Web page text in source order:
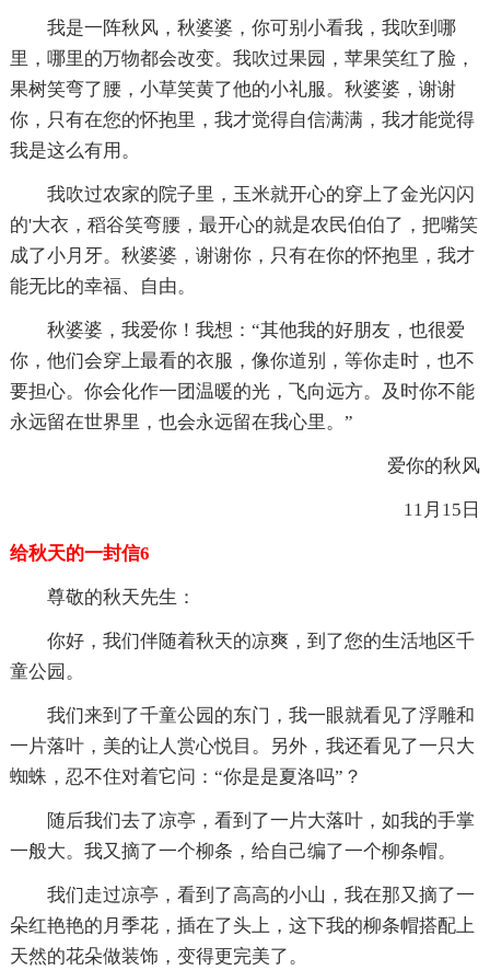
我是一阵秋风，秋婆婆，你可别小看我，我吹到哪
里，哪里的万物都会改变。我吹过果园，苹果笑红了脸，
果树笑弯了腰，小草笑黄了他的小礼服。秋婆婆，谢谢
你，只有在您的怀抱里，我才觉得自信满满，我才能觉得
我是这么有用。
我吹过农家的院子里，玉米就开心的穿上了金光闪闪
的'大衣，稻谷笑弯腰，最开心的就是农民伯伯了，把嘴笑
成了小月牙。秋婆婆，谢谢你，只有在你的怀抱里，我才
能无比的幸福、自由。
秋婆婆，我爱你！我想：“其他我的好朋友，也很爱
你，他们会穿上最看的衣服，像你道别，等你走时，也不
要担心。你会化作一团温暖的光，飞向远方。及时你不能
永远留在世界里，也会永远留在我心里。”
爱你的秋风
11月15日
给秋天的一封信6
尊敬的秋天先生：
你好，我们伴随着秋天的凉爽，到了您的生活地区千
童公园。
我们来到了千童公园的东门，我一眼就看见了浮雕和
一片落叶，美的让人赏心悦目。另外，我还看见了一只大
蜘蛛，忍不住对着它问：“你是是夏洛吗”？
随后我们去了凉亭，看到了一片大落叶，如我的手掌
一般大。我又摘了一个柳条，给自己编了一个柳条帽。
我们走过凉亭，看到了高高的小山，我在那又摘了一
朵红艳艳的月季花，插在了头上，这下我的柳条帽搭配上
天然的花朵做装饰，变得更完美了。